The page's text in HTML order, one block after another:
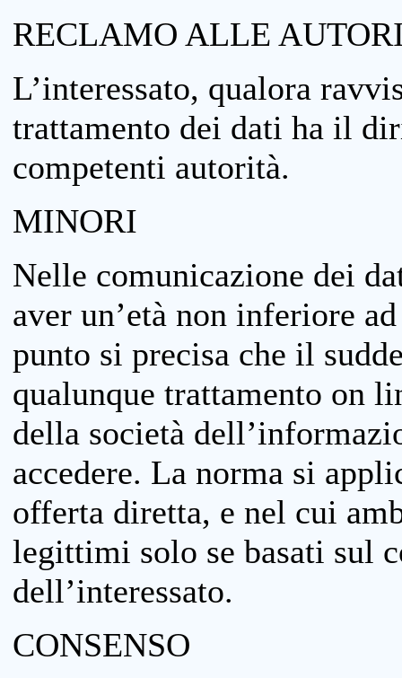
RECLAMO ALLE
L’interessato, qualora
trattamento dei dati ha il
competenti autorità.
MINORI
Nelle comunicazione dei
aver un’età non inferiore
punto si precisa che il
qualunque trattamento on
della società
accedere. La norma si
offerta diretta, e nel cui
legittimi solo se basati sul
dell’interessato.
CONSENSO